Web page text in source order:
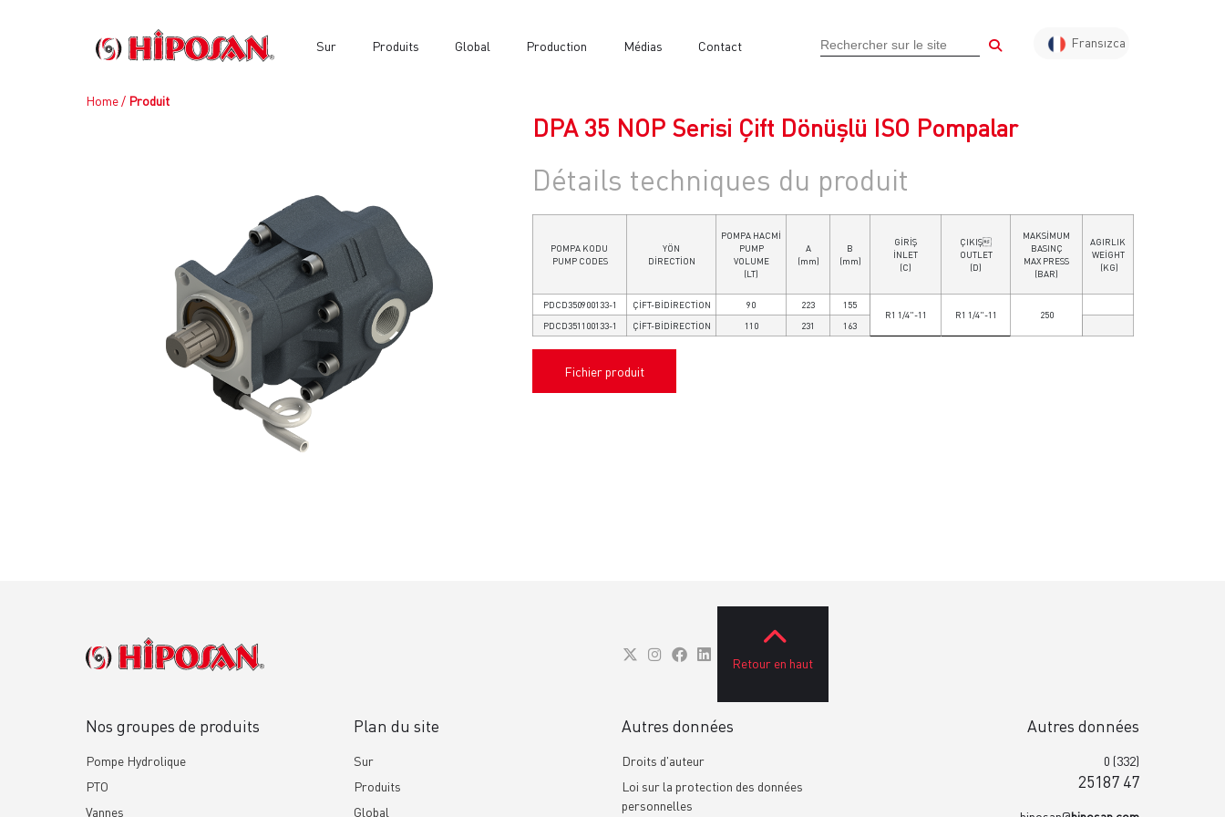
Sur Produits Global Production Médias Contact
Fransızca
Home/ Produit
DPA 35 NOP Serisi Çift Dönüşlü ISO Pompalar
Détails techniques du produit
POMPA KODU
PUMP CODES
YÖN
DİRECTİON
POMPA HACMİ
PUMP
VOLUME
(LT)
A
(mm)
B
(mm)
GİRİŞ
İNLET
(C)
ÇIKIŞ
OUTLET
(D)
MAKSİMUM
BASINÇ
MAX PRESS
(BAR)
AGIRLIK
WEİGHT
(KG)
PDCD350900133-1 ÇİFT-BİDİRECTİON 90 223
155
R1 1/4"-11
R1 1/4"-11
250
PDCD351100133-1
ÇİFT-BİDİRECTİON 110 231 163
Fichier produit
Retour en haut
Nos groupes de produits
Pompe Hydrolique
PTO
Vannes
Plan du site
Sur
Produits
Global
Autres données
Droits d'auteur
Loi sur la protection des données
personnelles
Autres données
0 (332)
25187 47